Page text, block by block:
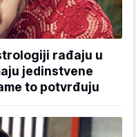
rađaju u
jedinstvene
to potvrđuju